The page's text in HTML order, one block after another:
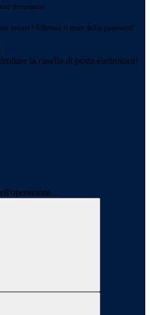
necessarie.
utente? Effettua il reset della password
la casella di posta elettronica!